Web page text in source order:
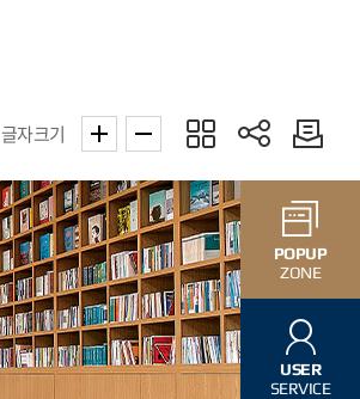
글자크기
POPUP
ZONE
USER
SERVICE